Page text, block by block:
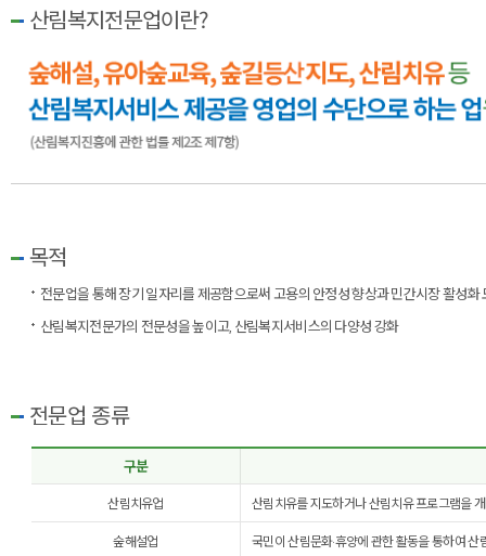
산림복지전문업이란?
목적
전문업을 통해 장기 일자리를 제공함으로써 고용의 안정성 향상과 민간시장 활성화
산림복지전문가의 전문성을 높이고, 산림복지서비스의 다양성 강화
전문업 종류
구분
산림치유업
산림치유를 지도하거나 산림치유 프로그램을
숲해설업
국민이 산림문화·휴양에 관한 활동을 통하여